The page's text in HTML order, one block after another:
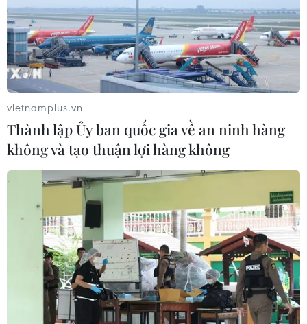
vietnamplus.vn
Thành lập Ủy ban quốc gia về an ninh hàng
không và tạo thuận lợi hàng không